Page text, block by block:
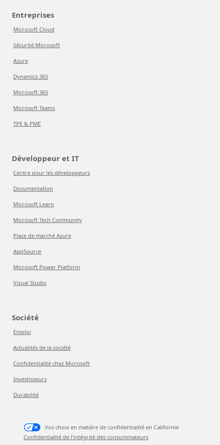
Entreprises
Microsoft Cloud
Sécurité Microsoft
Azure
Dynamics 365
Microsoft 365
Microsoft Teams
TPE & PME
Développeur et IT
Centre pour les développeurs
Documentation
Microsoft Learn
Microsoft Tech Community
Place de marché Azure
AppSource
Microsoft Power Platform
Visual Studio
Société
Emploi
Actualités de la société
Confidentialité chez Microsoft
Investisseurs
Durabilité
Vos choix en matière de confidentialité en Californie
Confidentialité de l’intégrité des consommateurs